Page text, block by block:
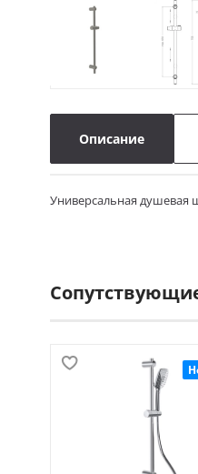
Описание
Универсальная душевая